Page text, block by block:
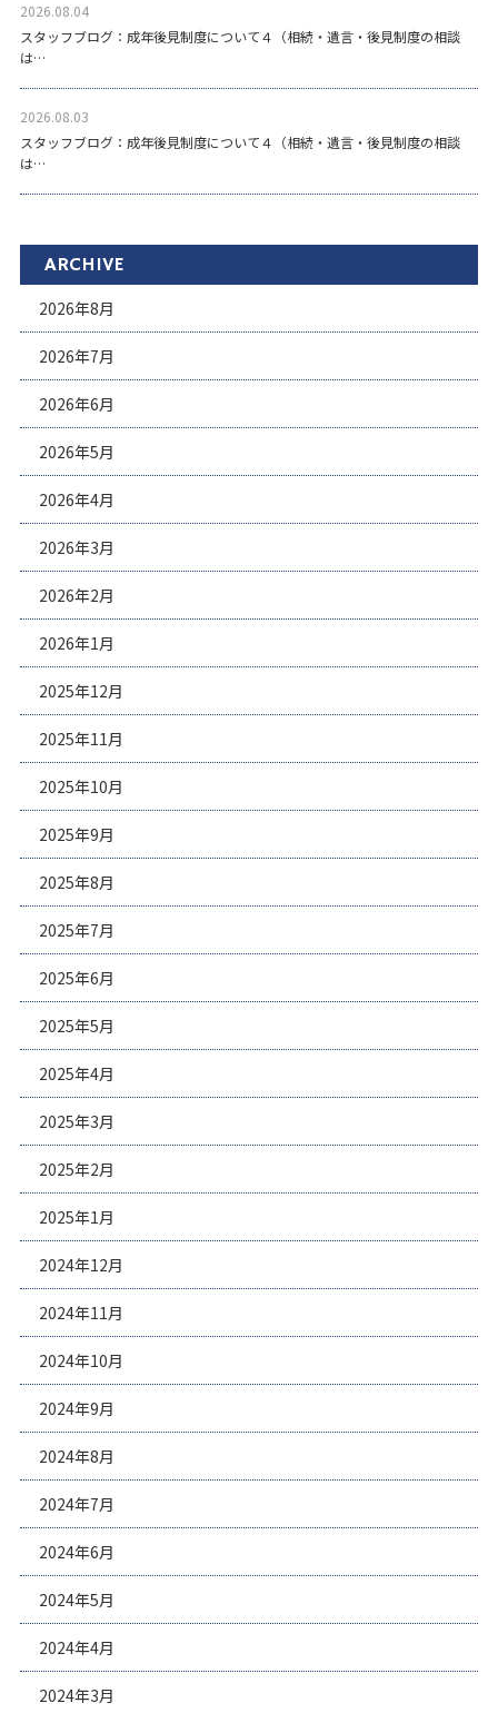
2026.08.04
スタッフブログ：成年後見制度について４（相続・遺言・後見制度の相談
は…
2026.08.03
スタッフブログ：成年後見制度について４（相続・遺言・後見制度の相談
は…
ARCHIVE
2026年8月
2026年7月
2026年6月
2026年5月
2026年4月
2026年3月
2026年2月
2026年1月
2025年12月
2025年11月
2025年10月
2025年9月
2025年8月
2025年7月
2025年6月
2025年5月
2025年4月
2025年3月
2025年2月
2025年1月
2024年12月
2024年11月
2024年10月
2024年9月
2024年8月
2024年7月
2024年6月
2024年5月
2024年4月
2024年3月